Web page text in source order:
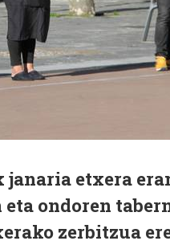
etxera
ondoren
zerbitzua